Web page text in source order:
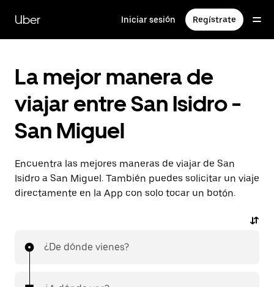
contenido
principal
Uber Iniciar sesión Regístrate
La mejor manera de
viajar entre San Isidro -
San Miguel
Encuentra las mejores maneras de viajar de San
Isidro a San Miguel. También puedes solicitar un viaje
directamente en la App con solo tocar un botón.
¿De dónde vienes?